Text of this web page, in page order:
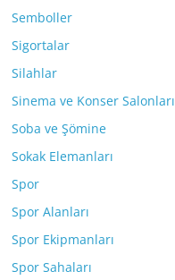
Semboller
Sigortalar
Silahlar
Sinema ve Konser Salonları
Soba ve Şömine
Sokak Elemanları
Spor
Spor Alanları
Spor Ekipmanları
Spor Sahaları